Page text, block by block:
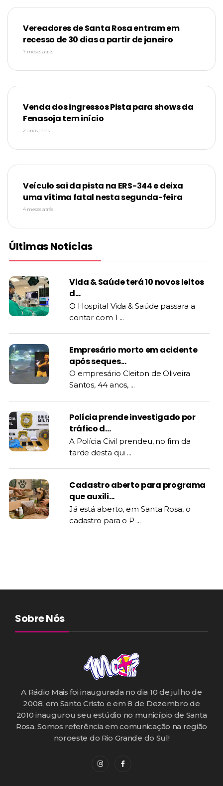
Vereadores de Santa Rosa entram em
recesso de 30 dias a partir de janeiro
7 meses atrás
Venda dos ingressos Pista para shows da
Fenasoja tem início
2 anos atrás
Veículo sai da pista na ERS-344 e deixa
uma vítima fatal nesta segunda-feira
4 meses atrás
Últimas Notícias
Vida & Saúde terá 10 novos leitos
d...
O Hospital Vida & Saúde passara a
contar com 1 ...
Empresário morto em acidente
após seques...
O empresário Cleiton de Oliveira
Santos, 44 anos, ...
Polícia prende investigado por
tráfico d...
A Polícia Civil prendeu, no fim da
tarde desta qui ...
Cadastro aberto para programa
que auxili...
Já está aberto, em Santa Rosa, o
cadastro para o P ...
Sobre Nós
A Rádio Mais foi inaugurada no dia 10 de julho de
2008, em Santo Cristo e em 8 de Dezembro de
2010 inaugurou seu estúdio no município de Santa
Rosa. Somos referência em comunicação na região
noroeste do Rio Grande do Sul!